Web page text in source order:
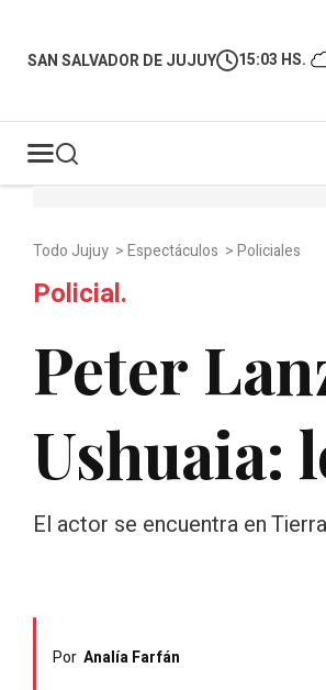
SAN SALVADOR DE JUJUY 15:03 HS.
Todo Jujuy >Espectáculos >Policiales
Policial.
Peter
Ushuaia:
El actor se encuentra en
Por Analía Farfán